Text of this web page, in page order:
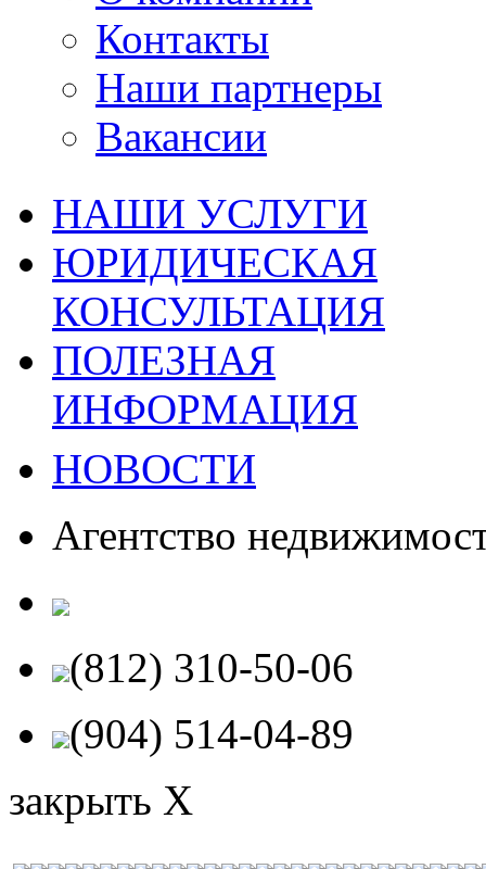
Контакты
Наши партнеры
Вакансии
НАШИ УСЛУГИ
ЮРИДИЧЕСКАЯ
КОНСУЛЬТАЦИЯ
ПОЛЕЗНАЯ
ИНФОРМАЦИЯ
НОВОСТИ
Агентство
(812) 310-50-06
(904) 514-04-89
закрыть X